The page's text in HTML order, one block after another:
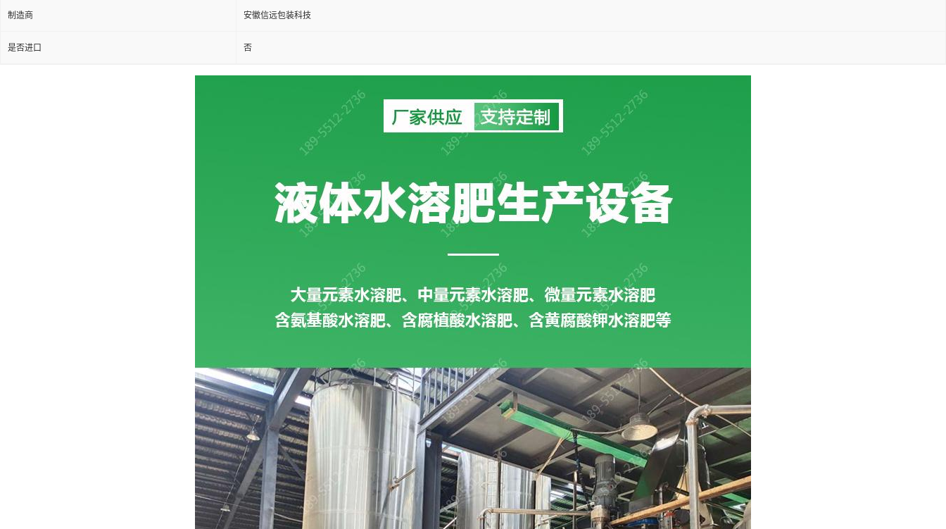
制造商 安徽信远包装科技
是否进口 否